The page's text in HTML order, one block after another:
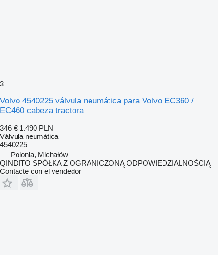
3
Volvo 4540225 válvula neumática para Volvo EC360 /
EC460 cabeza tractora
346 € 1.490 PLN
Válvula neumática
4540225
Polonia, Michałów
QINDITO SPÓŁKA Z OGRANICZONĄ ODPOWIEDZIALNOŚCIĄ
Contacte con el vendedor